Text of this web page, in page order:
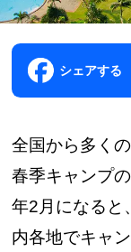
シェアする
全国から多く
春季キャンプ
年2月になると
内各地でキャ